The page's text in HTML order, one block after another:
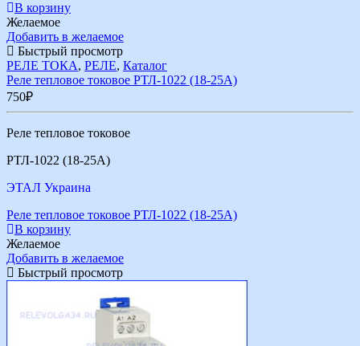
В корзину
Желаемое
Добавить в желаемое
Быстрый просмотр
РЕЛЕ ТОКА, РЕЛЕ, Каталог
Реле тепловое токовое РТЛ-1022 (18-25А)
750₽
Реле тепловое токовое
РТЛ-1022 (18-25А)
ЭТАЛ Украина
Реле тепловое токовое РТЛ-1022 (18-25А)
В корзину
Желаемое
Добавить в желаемое
Быстрый просмотр